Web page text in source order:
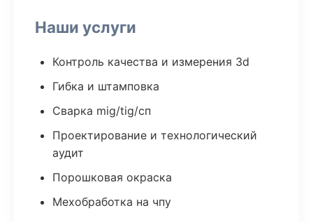
Наши услуги
Контроль качества и измерения 3d
Гибка и штамповка
Сварка mig/tig/сп
Проектирование и технологический
аудит
Порошковая окраска
Мехобработка на чпу